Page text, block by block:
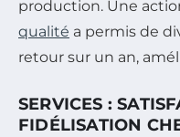
production. Une
qualité a permis de
retour sur un an,
SERVICES :
FIDÉLISATION